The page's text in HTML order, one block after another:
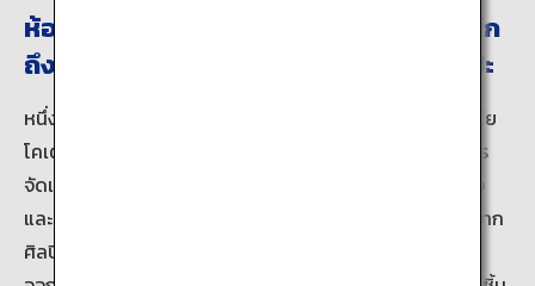
ห้องจัดแสดงนิทรรศการถาวรทำให้ท่านรู้สึก
ถึงความคงอยู่และกระแสที่ไหลไปของศิลปะ
หนึ่งในลักษณะพิเศษเฉพาะของพิพิธภัณฑ์ศิลปะการ์ตูนญี่ปุ่นโย
โคเตะ มาซึดะคือความพยายามที่ใส่ลงไปในการสนทนาและการ
จัดแสดงงานเขียนดั้งเดิมที่ถูกเก็บรักษาเป็นอย่างดี ด้วยพลัง
และความงามที่เหลือล้นที่ชิ้นงานศิลปะดั้งเดิมมี และพลังงานจาก
ศิลปินที่ใส่ลงไปในผลงาน เสน่ห์ดึงดูดของการ์ตูนญี่ปุ่นจึงสื่อ